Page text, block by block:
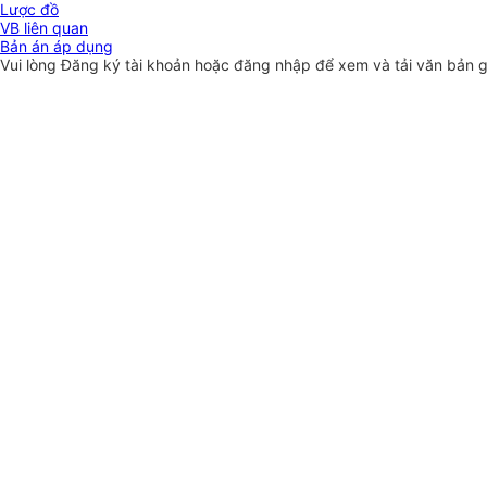
Lược đồ
VB liên quan
Bản án áp dụng
Vui lòngĐăng ký tài khoản hoặc đăng nhập để xem và tải văn bản